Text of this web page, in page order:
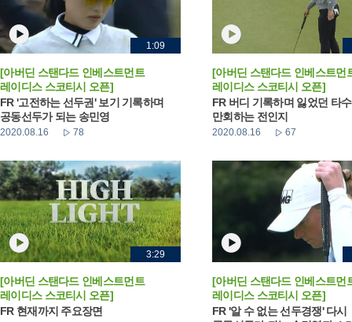
1:09
[아버딘 스탠다드 인베스트먼트
레이디스 스코티시 오픈]
FR '고전하는 선두권' 보기 기록하며
공동선두가 되는 송민영
2020.08.16 78
[아버딘 스탠다드 인베스트먼
레이디스 스코티시 오픈]
FR 버디 기록하며 잃었던 타수
만회하는 전인지
2020.08.16 67
3:29
[아버딘 스탠다드 인베스트먼트
레이디스 스코티시 오픈]
FR 현재까지 주요장면
[아버딘 스탠다드 인베스트먼
레이디스 스코티시 오픈]
FR '알 수 없는 선두경쟁' 다시